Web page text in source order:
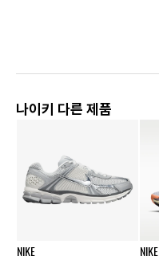
나이키 다른 제품
NIKE NIKE